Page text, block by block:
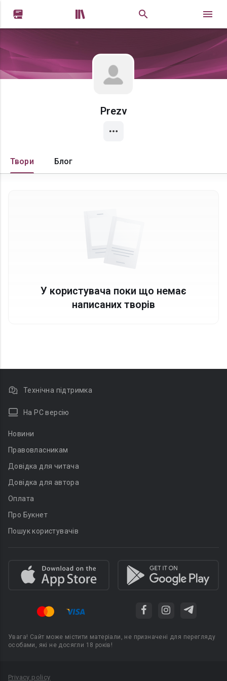
 
Prezv
Твори Блог
У користувача поки що немає
написаних творів
Технічна підтримка
На PC версію
Новини
Правовласникам
Довідка для читача
Довідка для автора
Оплата
Про Букнет
Пошук користувачів
Увага! Сайт може містити матеріали, не призначені для перегляду
особами, які не досягли 18 років!
Privacy policy